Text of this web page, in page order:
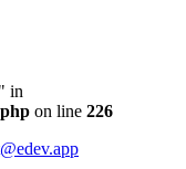
in
on line 226